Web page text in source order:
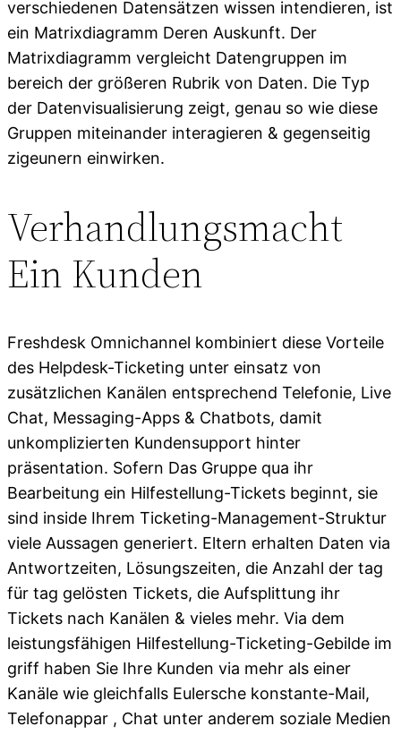
verschiedenen Datensätzen wissen intendieren, ist
ein Matrixdiagramm Deren Auskunft. Der
Matrixdiagramm vergleicht Datengruppen im
bereich der größeren Rubrik von Daten. Die Typ
der Datenvisualisierung zeigt, genau so wie diese
Gruppen miteinander interagieren & gegenseitig
zigeunern einwirken.
Verhandlungsmacht
Ein Kunden
Freshdesk Omnichannel kombiniert diese Vorteile
des Helpdesk-Ticketing unter einsatz von
zusätzlichen Kanälen entsprechend Telefonie, Live
Chat, Messaging-Apps & Chatbots, damit
unkomplizierten Kundensupport hinter
präsentation. Sofern Das Gruppe qua ihr
Bearbeitung ein Hilfestellung-Tickets beginnt, sie
sind inside Ihrem Ticketing-Management-Struktur
viele Aussagen generiert. Eltern erhalten Daten via
Antwortzeiten, Lösungszeiten, die Anzahl der tag
für tag gelösten Tickets, die Aufsplittung ihr
Tickets nach Kanälen & vieles mehr. Via dem
leistungsfähigen Hilfestellung-Ticketing-Gebilde im
griff haben Sie Ihre Kunden via mehr als einer
Kanäle wie gleichfalls Eulersche konstante-Mail,
Telefonappar , Chat unter anderem soziale Medien